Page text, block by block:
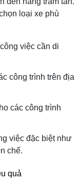
loại xe phù
việc cần di
công trình trên địa
các công trình
việc đặc biệt như
chế.
quả